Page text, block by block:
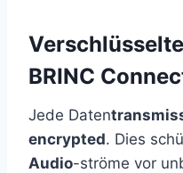
BRINC
Jede Daten
encrypted. Dies
Audio-ströme vor